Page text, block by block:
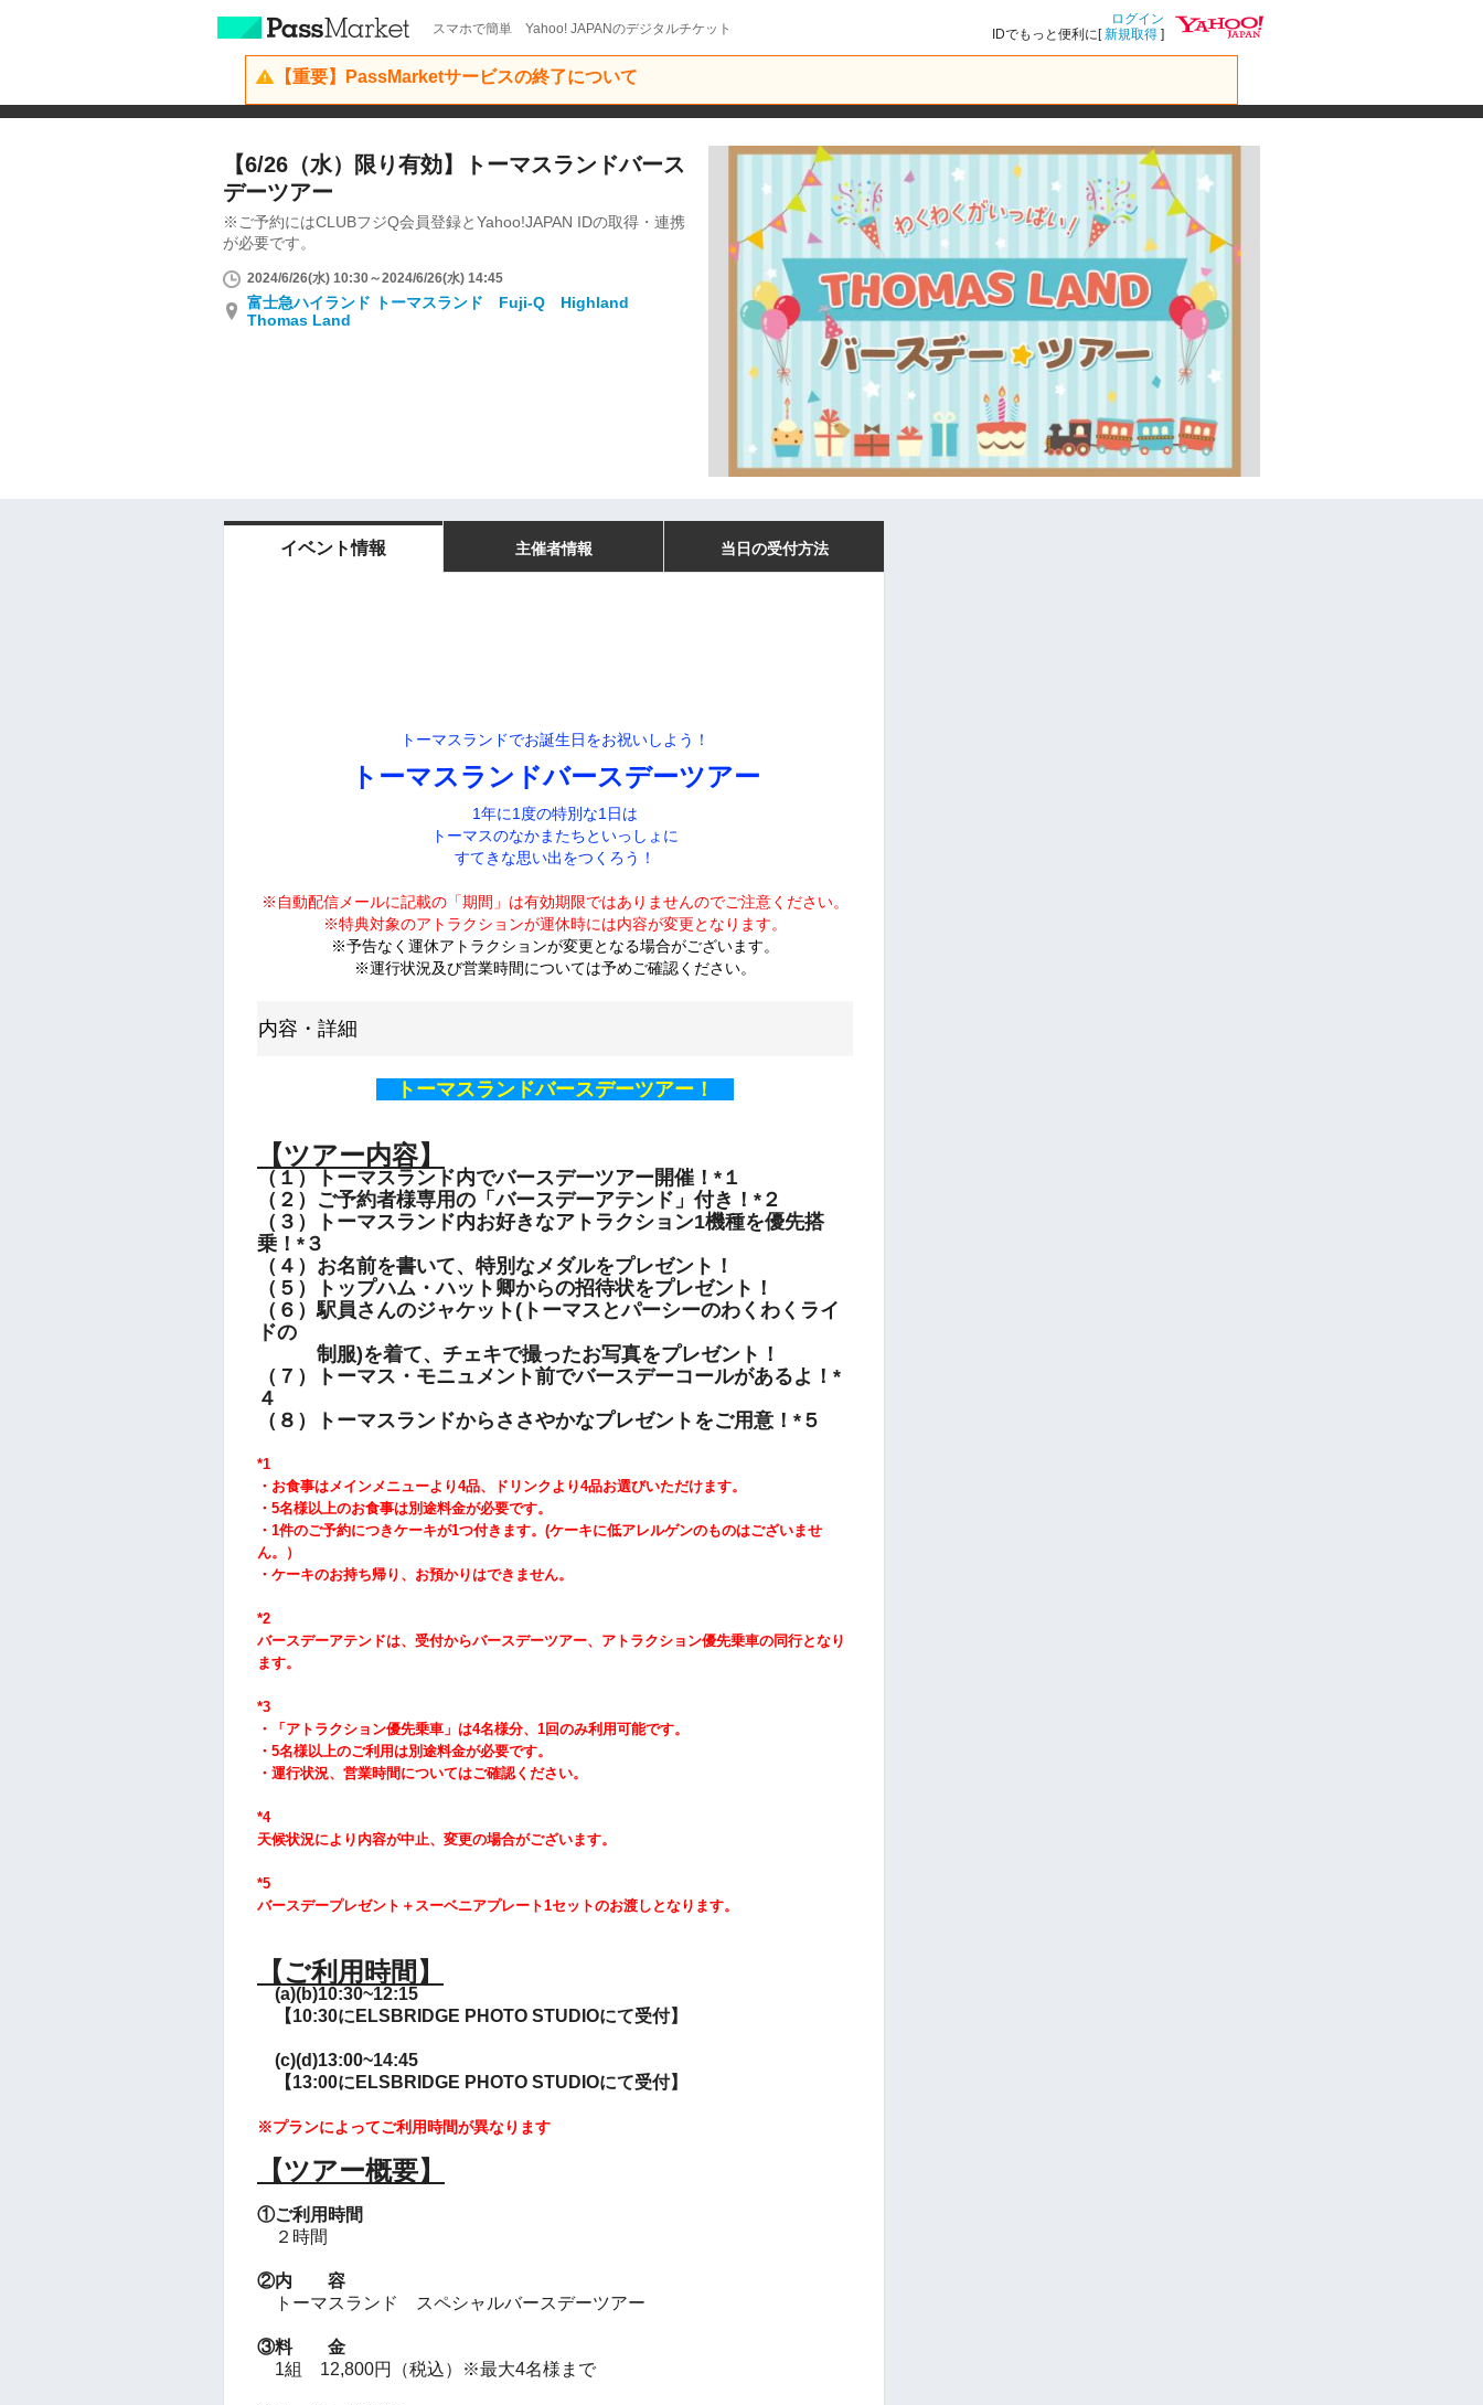
スマホで簡単 Yahoo! JAPANのデジタルチケット
ログイン
IDでもっと便利に[新規取得 ]
【重要】PassMarketサービスの終了について
【6/26（水）限り有効】トーマスランドバース
デーツアー
※ご予約にはCLUBフジQ会員登録とYahoo!JAPAN IDの取得・連携
が必要です。
2024/6/26(水) 10:30～2024/6/26(水) 14:45
富士急ハイランド トーマスランド Fuji-Q Highland
Thomas Land
イベント情報 主催者情報 当日の受付方法
トーマスランドでお誕生日をお祝いしよう！
トーマスランドバースデーツアー
1年に1度の特別な1日は
トーマスのなかまたちといっしょに
すてきな思い出をつくろう！
※自動配信メールに記載の「期間」は有効期限ではありませんのでご注意ください。
※特典対象のアトラクションが運休時には内容が変更となります。
※予告なく運休アトラクションが変更となる場合がございます。
※運行状況及び営業時間については予めご確認ください。
内容・詳細
トーマスランドバースデーツアー！
【ツアー内容】
（１）トーマスランド内でバースデーツアー開催！*１
（２）ご予約者様専用の「バースデーアテンド」付き！*２
（３）トーマスランド内お好きなアトラクション1機種を優先搭
乗！*３
（４）お名前を書いて、特別なメダルをプレゼント！
（５）トップハム・ハット卿からの招待状をプレゼント！
（６）駅員さんのジャケット(トーマスとパーシーのわくわくライ
ドの
制服)を着て、チェキで撮ったお写真をプレゼント！
（７）トーマス・モニュメント前でバースデーコールがあるよ！*
４
（８）トーマスランドからささやかなプレゼントをご用意！*５
*1
・お食事はメインメニューより4品、
ドリンクより4品お選びいただけます。
・5名様以上のお食事は別途料金が必要です。
・1件のご予約につきケーキが1つ付きます。 (ケーキに低アレルゲンのものはございませ
ん。）
・ケーキのお持ち帰り、お預かりはできません。
*2
バースデーアテンドは、受付からバースデーツアー、アトラクション優先乗車の同行となり
ます。
*3
・「アトラクション優先乗車」は4名様分、1回のみ利用可能です。
・5名様以上のご利用は別途料金が必要です。
・運行状況、営業時間についてはご確認ください。
*4
天候状況により内容が中止、変更の場合がございます。
*5
バースデープレゼント＋スーベニアプレート1セットのお渡しとなります。
【ご利用時間】
(a)(b)10:30~12:15
【10:30にELSBRIDGE PHOTO STUDIOにて受付】
(c)(d)13:00~14:45
【13:00にELSBRIDGE PHOTO STUDIOにて受付】
※プランによってご利用時間が異なります
【ツアー概要】
①ご利用時間
２時間
②内 容
トーマスランド スペシャルバースデーツアー
③料 金
1組 12,800円（税込）※最大4名様まで